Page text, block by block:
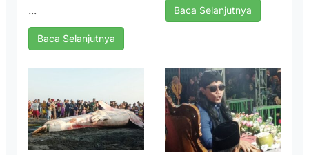
...
Baca Selanjutnya
Baca Selanjutnya